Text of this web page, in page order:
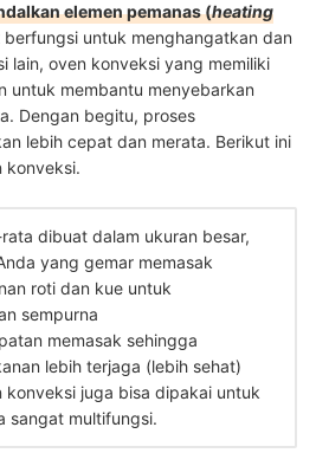
elemen pemanas (heating
untuk menghangatkan dan
lain, oven konveksi yang memiliki
untuk membantu menyebarkan
Dengan begitu, proses
lebih cepat dan merata. Berikut ini
konveksi.
dibuat dalam ukuran besar,
yang gemar memasak
roti dan kue untuk
sempurna
memasak sehingga
lebih terjaga (lebih sehat)
konveksi juga bisa dipakai untuk
sangat multifungsi.